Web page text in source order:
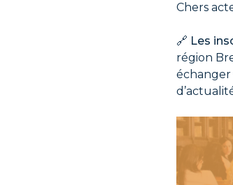
Chers
🔗 Les
région
échanger